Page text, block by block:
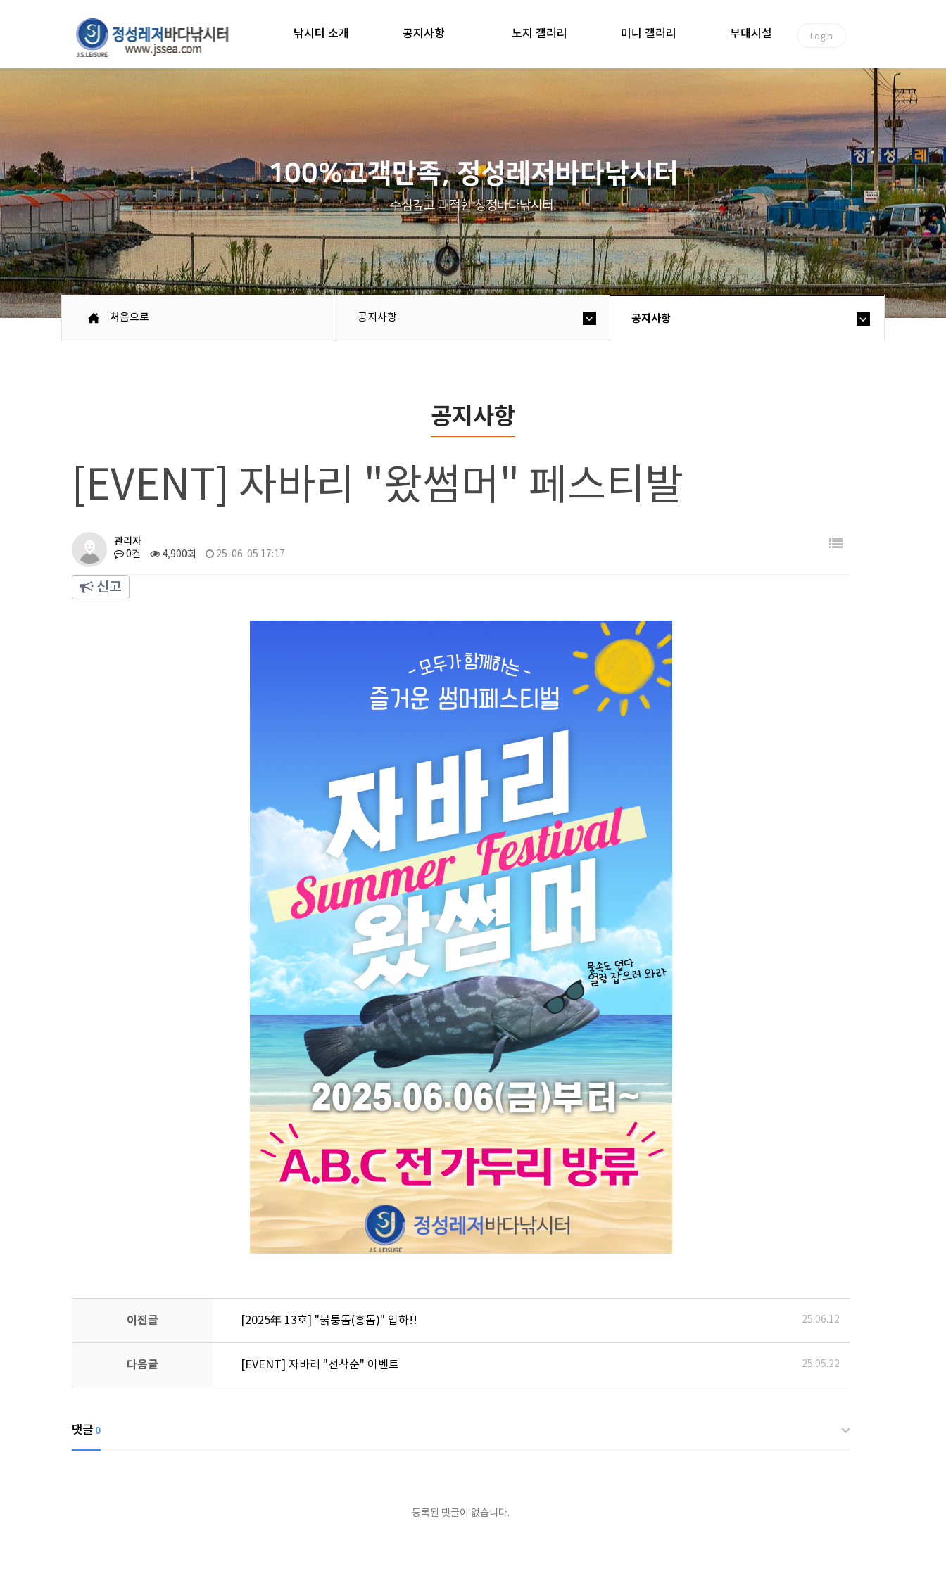
낚시터 소개 공지사항 노지 갤러리 미니 갤러리 부대시설 Login
100%고객만족, 정성레저바다낚시터
수심깊고 쾌적한 청정바다낚시터!
처음으로 공지사항 공지사항
공지사항
[EVENT] 자바리 "왔썸머" 페스티발
관리자
0건 4,900회 25-06-05 17:17
신고
이전글 [2025年 13호] "붉퉁돔(홍돔)" 입하!! 25.06.12
다음글 [EVENT] 자바리 "선착순" 이벤트 25.05.22
댓글 0
등록된 댓글이 없습니다.